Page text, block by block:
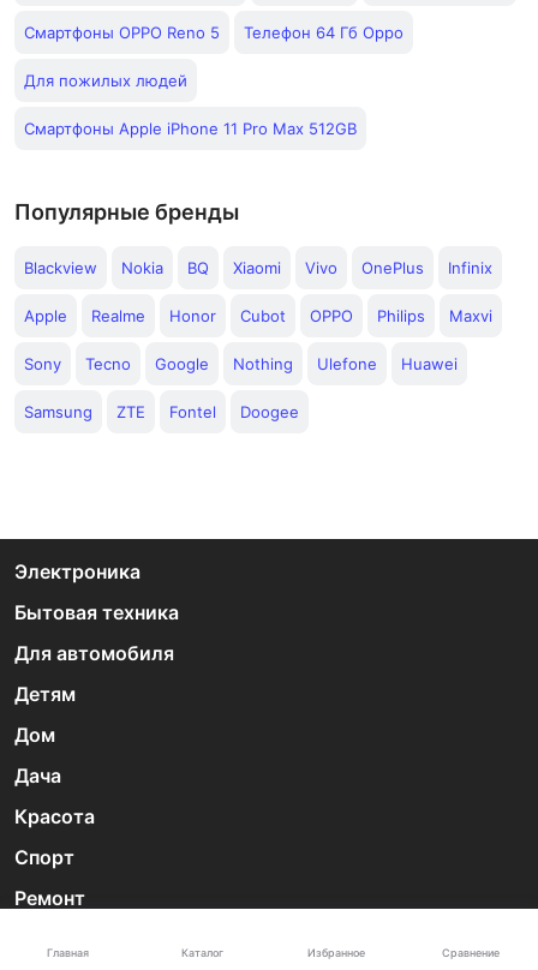
Главная Каталог Избранное Сравнение
Смартфоны OPPO Reno 5 Телефон 64 Гб Oppo
Для пожилых людей
Смартфоны Apple iPhone 11 Pro Max 512GB
Популярные бренды
Blackview Nokia BQ Xiaomi Vivo OnePlus Infinix
Apple Realme Honor Cubot OPPO Philips Maxvi
Sony Tecno Google Nothing Ulefone Huawei
Samsung ZTE Fontel Doogee
Электроника
Бытовая техника
Для автомобиля
Детям
Дом
Дача
Красота
Спорт
Ремонт